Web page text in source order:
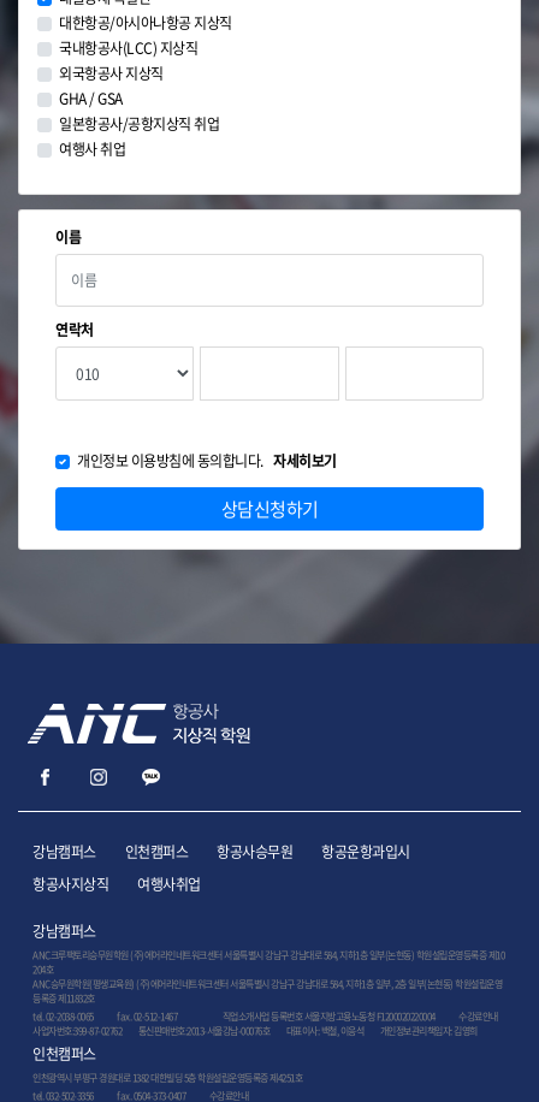
대한항공/아시아나항공 지상직
국내항공사(LCC) 지상직
외국항공사 지상직
GHA / GSA
일본항공사/공항지상직 취업
여행사 취업
이름
연락처
개인정보 이용방침에 동의합니다. 자세히보기
상담신청하기
강남캠퍼스 인천캠퍼스 항공사승무원
항공운항과입시
항공사지상직
여행사취업
강남캠퍼스
ANC크루팩토리승무원학원 (주)에어라인네트워크센터 서울특별시 강남구 강남대로 584, 지하1층 일부(논현동) 학원설립운영등록증 제10
204호
ANC승무원학원(평생교육원) (주)에어라인네트워크센터 서울특별시 강남구 강남대로 584, 지하1층 일부, 2층 일부(논현동) 학원설립운영
등록증 제11832호
tel. 02-2038-0065
fax. 02-512-1467 직업소개사업 등록번호 서울지방고용노동청 F1200020220004
수강료안내
사업자번호:399-87-02762 통신판매번호:2013-서울강남-00076호 대표이사: 백철, 이응석 개인정보관리책임자: 김영희
인천캠퍼스
인천광역시 부평구 경원대로 1382 대한빌딩 5층 학원설립운영등록증 제4251호
tel. 032-502-3356
fax. 0504-373-0407 수강료안내